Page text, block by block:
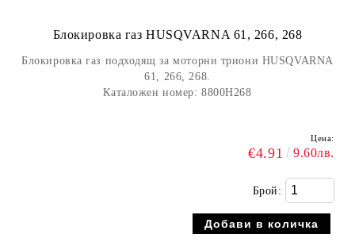
Блокировка газ HUSQVARNA 61, 266, 268
Блокировка газ подходящ за моторни триони HUSQVARNA
61, 266, 268.
Каталожен номер: 8800H268
Цена:
€4.91 9.60лв.
Брой: